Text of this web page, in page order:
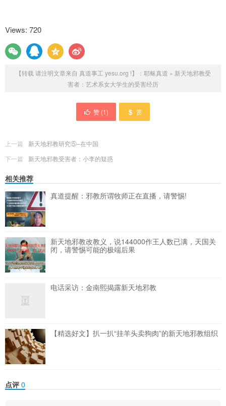
Views: 720
【转载 请注明文章来自 真道事工 yesu.org !】： 耶稣真道 » 新天地邪教受
害者：艺术系女大学生的受害经历
赞 (1) 赏
上一篇
新天地邪教研究⑤–在中国
下一篇
新天地邪教受害者：小李的疑惑
相关推荐
真道提醒：邪教所谓牧师正在直播，请警惕!
新天地邪教改教义，说144000作王人数已满，天国关
闭，请警惕可能的极端后果
电话采访：金南熙揭露新天地邪教
【精选好文】扒一扒“挂羊头卖狗肉”的新天地邪教组织
点评0